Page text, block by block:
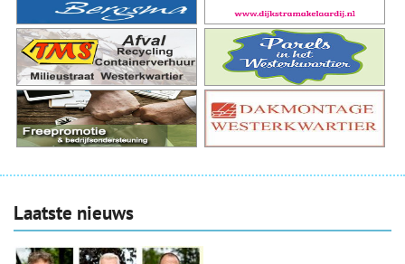
Laatste nieuws